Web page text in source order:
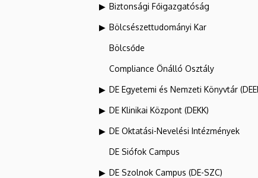
Biztonsági Főigazgatóság
Bölcsészettudományi Kar
Bölcsőde
Compliance Önálló Osztály
DE Egyetemi és Nemzeti Könyvtár
DE Klinikai Központ (DEKK)
DE Oktatási-Nevelési Intézmények
DE Siófok Campus
DE Szolnok Campus (DE-SZC)